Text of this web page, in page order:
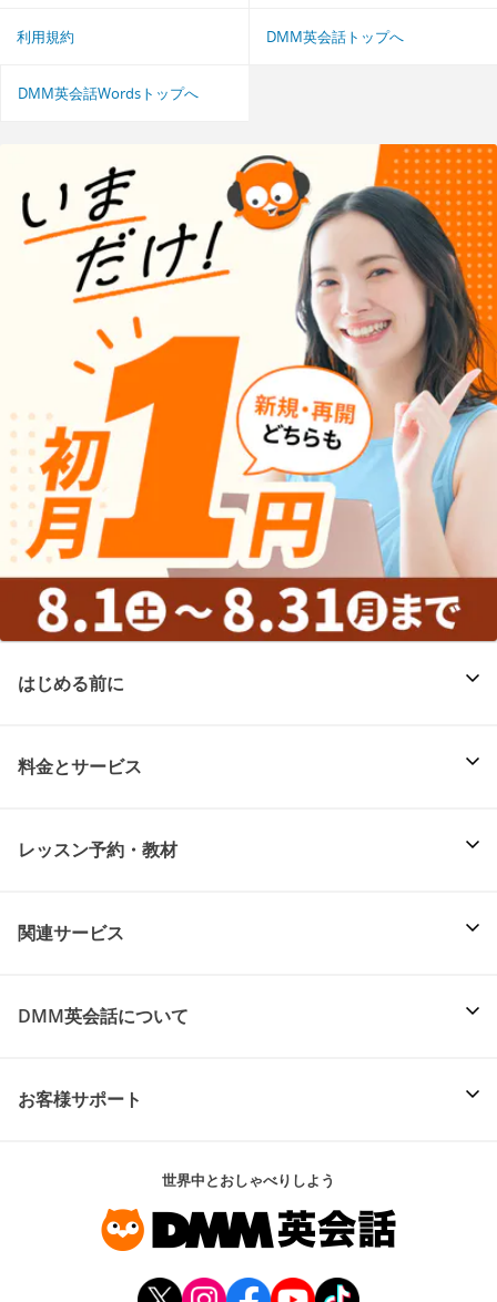
利用規約 DMM英会話トップへ
DMM英会話Wordsトップへ
はじめる前に
料金とサービス
レッスン予約・教材
関連サービス
DMM英会話について
お客様サポート
世界中とおしゃべりしよう